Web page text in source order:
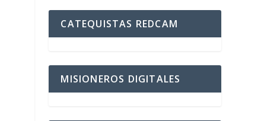
CATEQUISTAS REDCAM
MISIONEROS DIGITALES